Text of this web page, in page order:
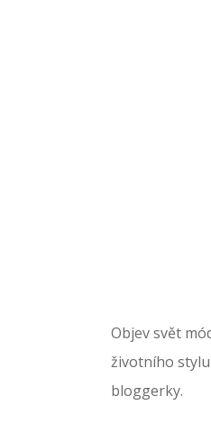
Objev svět
životního
bloggerky.